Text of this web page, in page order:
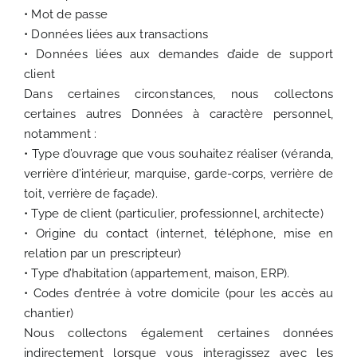
• Mot de passe
• Données liées aux transactions
• Données liées aux demandes d’aide de support
client
Dans certaines circonstances, nous collectons
certaines autres Données à caractère personnel,
notamment :
• Type d’ouvrage que vous souhaitez réaliser (véranda,
verrière d’intérieur, marquise, garde-corps, verrière de
toit, verrière de façade).
• Type de client (particulier, professionnel, architecte)
• Origine du contact (internet, téléphone, mise en
relation par un prescripteur)
• Type d’habitation (appartement, maison, ERP).
• Codes d’entrée à votre domicile (pour les accès au
chantier)
Nous collectons également certaines données
indirectement lorsque vous interagissez avec les